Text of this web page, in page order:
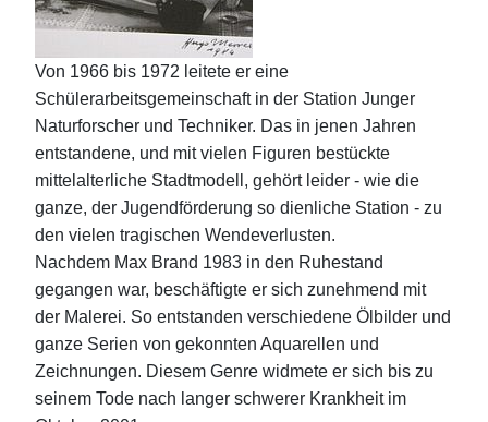
Von 1966 bis 1972 leitete er eine
Schülerarbeitsgemeinschaft in der Station Junger
Naturforscher und Techniker. Das in jenen Jahren
entstandene, und mit vielen Figuren bestückte
mittelalterliche Stadtmodell, gehört leider - wie die
ganze, der Jugendförderung so dienliche Station - zu
den vielen tragischen Wendeverlusten.
Nachdem Max Brand 1983 in den Ruhestand
gegangen war, beschäftigte er sich zunehmend mit
der Malerei. So entstanden verschiedene Ölbilder und
ganze Serien von gekonnten Aquarellen und
Zeichnungen. Diesem Genre widmete er sich bis zu
seinem Tode nach langer schwerer Krankheit im